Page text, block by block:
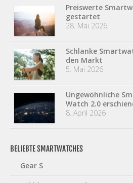
Preiswerte
gestartet
28. Mai 2026
Schlanke
den Markt
5. Mai 2026
Ungewöhnliche
Watch 2.0
8. April 2026
BELIEBTE SMARTWATCHES
Gear S